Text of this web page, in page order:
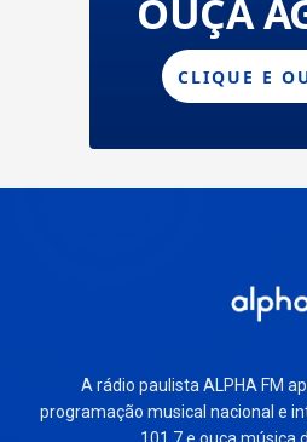
A rádio paulista ALPHA FM
programação musical nacional e